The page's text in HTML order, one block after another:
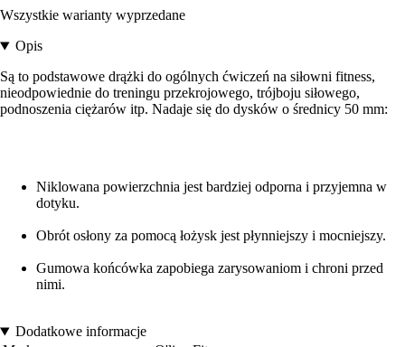
Wszystkie warianty wyprzedane
Opis
Są to podstawowe drążki do ogólnych ćwiczeń na siłowni fitness,
nieodpowiednie do treningu przekrojowego, trójboju siłowego,
podnoszenia ciężarów itp. Nadaje się do dysków o średnicy 50 mm:
Niklowana powierzchnia jest bardziej odporna i przyjemna w
dotyku.
Obrót osłony za pomocą łożysk jest płynniejszy i mocniejszy.
Gumowa końcówka zapobiega zarysowaniom i chroni przed
nimi.
Dodatkowe informacje